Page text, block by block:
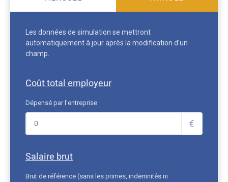
Les données de simulation se mettront
automatiquement à jour après la modification d'un
champ.
Coût total employeur
Dépensé par l'entreprise
€
Salaire brut
Brut de référence (sans les primes, indemnités ni